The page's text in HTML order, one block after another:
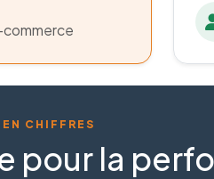
CHIFFRES
pour la